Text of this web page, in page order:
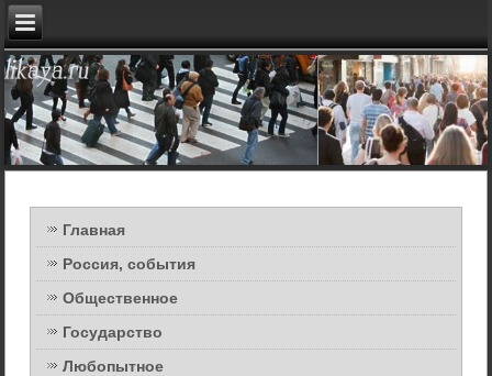
Главная
Россия, события
Общественное
Государство
Любопытное